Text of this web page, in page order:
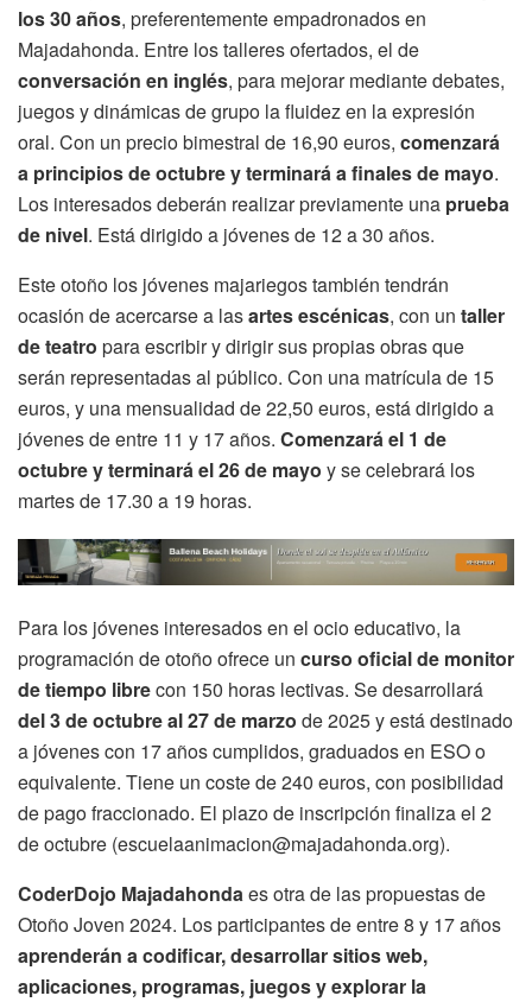
los 30 años, preferentemente empadronados en
Majadahonda. Entre los talleres ofertados, el de
conversación en inglés, para mejorar mediante debates,
juegos y dinámicas de grupo la fluidez en la expresión
oral. Con un precio bimestral de 16,90 euros, comenzará
a principios de octubre y terminará a finales de mayo.
Los interesados deberán realizar previamente una prueba
de nivel. Está dirigido a jóvenes de 12 a 30 años.
Este otoño los jóvenes majariegos también tendrán
ocasión de acercarse a lasartes escénicas, con un taller
de teatro para escribir y dirigir sus propias obras que
serán representadas al público. Con una matrícula de 15
euros, y una mensualidad de 22,50 euros, está dirigido a
jóvenes de entre 11 y 17 años. Comenzará el 1 de
octubre y terminará el 26 de mayo y se celebrará los
martes de 17.30 a 19 horas.
Para los jóvenes interesados en el ocio educativo, la
programación de otoño ofrece un curso oficial de monitor
de tiempo librecon 150 horas lectivas. Se desarrollará
del 3 de octubre al 27 de marzo de 2025 y está destinado
a jóvenes con 17 años cumplidos, graduados en ESO o
equivalente. Tiene un coste de 240 euros, con posibilidad
de pago fraccionado. El plazo de inscripción finaliza el 2
de octubre (escuelaanimacion@majadahonda.org).
CoderDojo Majadahondaes otra de las propuestas de
Otoño Joven 2024. Los participantes de entre 8 y 17 años
aprenderán a codificar, desarrollar sitios web,
aplicaciones, programas, juegos y explorar la